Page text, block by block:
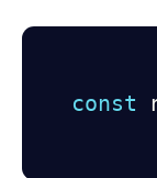
const